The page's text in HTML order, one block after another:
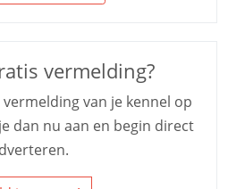
vermelding?
van je kennel op
dan nu aan en begin direct